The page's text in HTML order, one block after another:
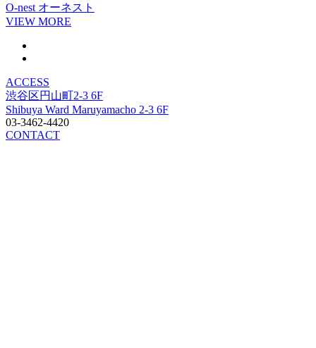
O-nest オーネスト
VIEW MORE
ACCESS
渋谷区円山町2-3 6F
Shibuya Ward Maruyamacho 2-3 6F
03-3462-4420
CONTACT